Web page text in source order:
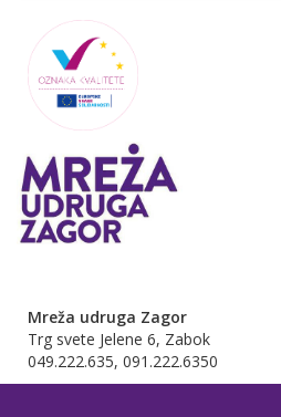
Mreža udruga Zagor
Trg svete Jelene 6, Zabok
049.222.635, 091.222.6350